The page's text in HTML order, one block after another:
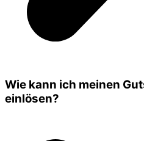
Wie kann ich meinen
einlösen?